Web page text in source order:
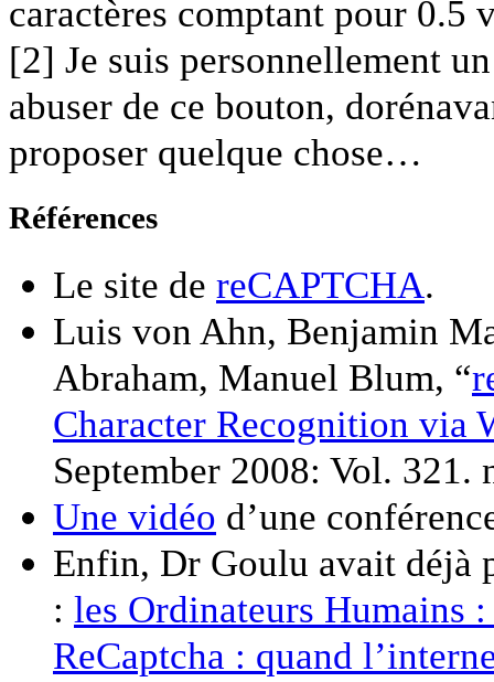
caractères comptant pour 0.5
[2] Je suis personnellement
abuser de ce bouton,
proposer quelque chose…
Références
Le site de reCAPTCHA.
Luis von Ahn, Benjamin
Abraham, Manuel Blum, “
Character Recognition via
September 2008: Vol.
Une vidéo d’une
Enfin, Dr Goulu avait déjà
: les Ordinateurs Humains :
ReCaptcha : quand